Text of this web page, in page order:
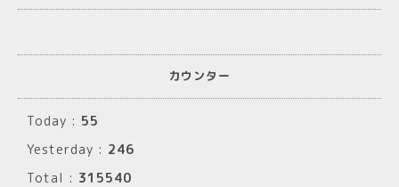
カウンター
Today : 55
Yesterday : 246
Total : 315540